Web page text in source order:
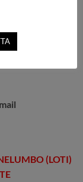
(LOTI)